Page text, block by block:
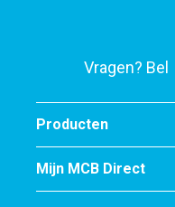
Vragen? Bel
Producten
Mijn MCB Direct